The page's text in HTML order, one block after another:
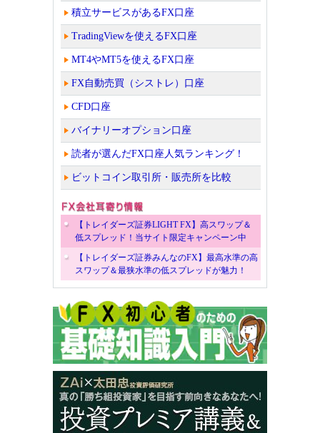
積立サービスがあるFX口座
TradingViewを使えるFX口座
MT4やMT5を使えるFX口座
FX自動売買（シストレ）口座
CFD口座
バイナリーオプション口座
読者が選んだFX口座人気ランキング！
ビットコイン取引所・販売所を比較
【トレイダーズ証券LIGHT FX】高スワップ＆
低スプレッド！当サイト限定キャンペーン中
【トレイダーズ証券みんなのFX】最高水準の高
スワップ＆最狭水準の低スプレッドが魅力！